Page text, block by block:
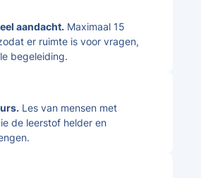
aandacht. Maximaal 15
er ruimte is voor vragen,
begeleiding.
Les van mensen met
de leerstof helder en